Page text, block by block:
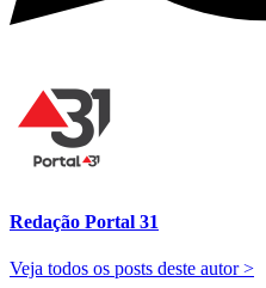
Redação Portal 31
Veja todos os posts deste autor >